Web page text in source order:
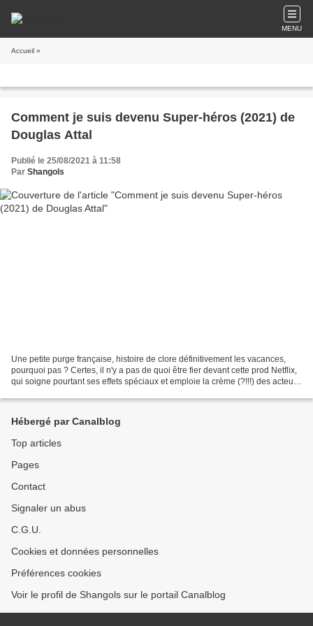
MENU
Accueil »
Comment je suis devenu Super-héros (2021) de
Douglas Attal
Publié le 25/08/2021 à 11:58
Par Shangols
Une petite purge française, histoire de clore définitivement les vacances,
pourquoi pas ? Certes, il n'y a pas de quoi être fier devant cette prod Netflix,
qui soigne pourtant ses effets spéciaux et emploie la crème (?!!!) des acteurs
Hébergé par Canalblog
Top articles
Pages
Contact
Signaler un abus
C.G.U.
Cookies et données personnelles
Préférences cookies
Voir le profil de Shangols sur le portail Canalblog